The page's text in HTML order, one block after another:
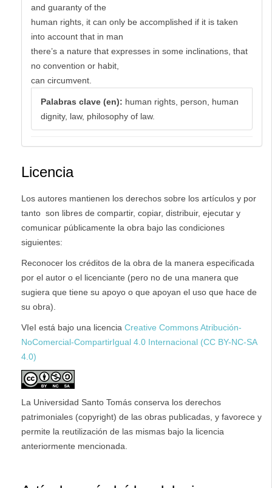
and guaranty of the
human rights, it can only be accomplished if it is taken
into account that in man
there’s a nature that expresses in some inclinations, that
no convention or habit,
can circumvent.
Palabras clave (en): human rights, person, human
dignity, law, philosophy of law.
Licencia
Los autores mantienen los derechos sobre los artículos y por
tanto son libres de compartir, copiar, distribuir, ejecutar y
comunicar públicamente la obra bajo las condiciones
siguientes:
Reconocer los créditos de la obra de la manera especificada
por el autor o el licenciante (pero no de una manera que
sugiera que tiene su apoyo o que apoyan el uso que hace de
su obra).
VIeI está bajo una licencia Creative Commons Atribución-
NoComercial-CompartirIgual 4.0 Internacional (CC BY-NC-SA
4.0)
La Universidad Santo Tomás conserva los derechos
patrimoniales (copyright) de las obras publicadas, y favorece y
permite la reutilización de las mismas bajo la licencia
anteriormente mencionada.